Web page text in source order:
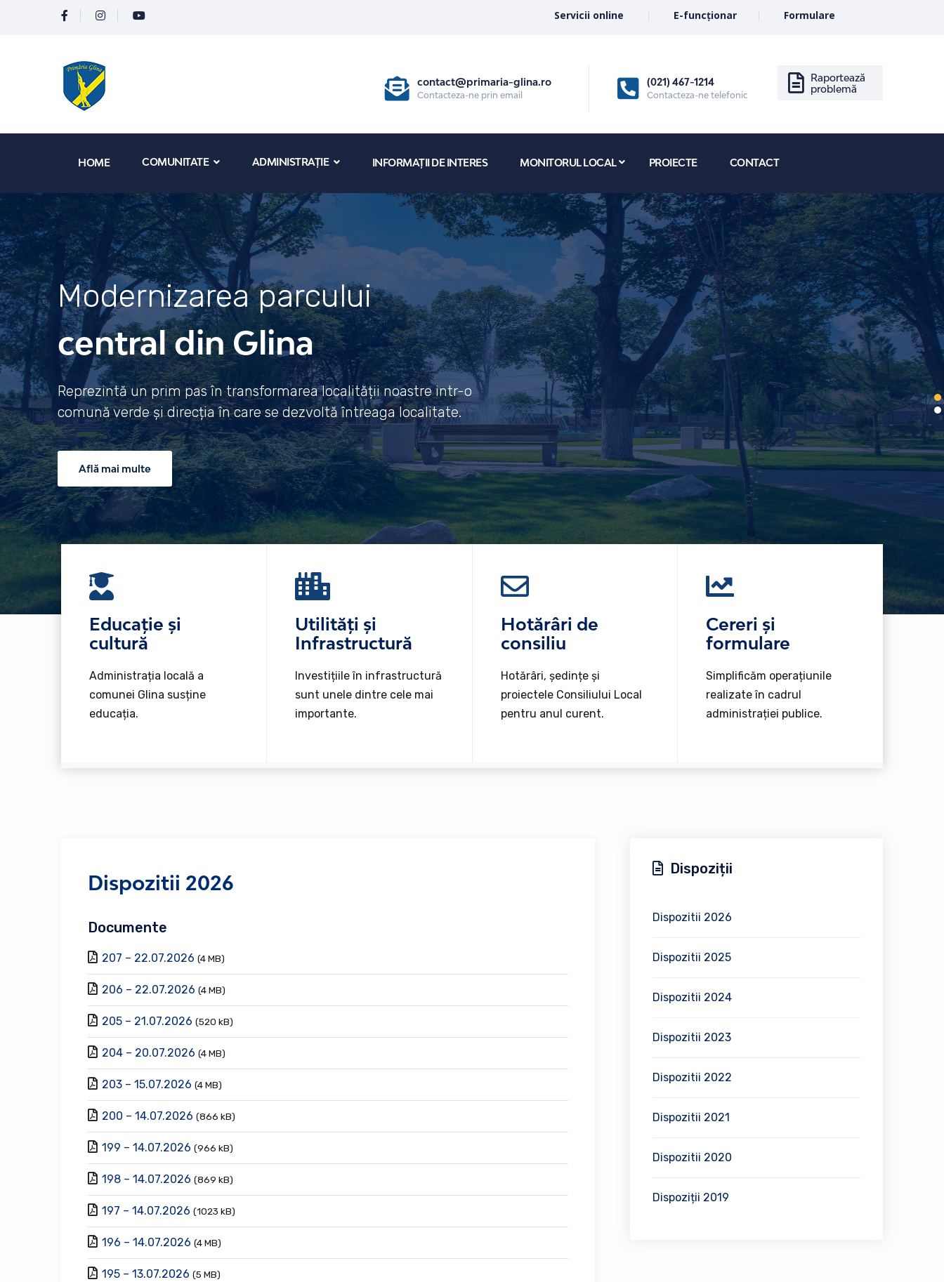
Servicii online E-funcționar Formulare
contact@primaria-glina.ro
Contacteza-ne prin email
(021) 467-1214
Contacteza-ne telefonic
Raportează
problemă
HOME COMUNITATE ADMINISTRAȚIE INFORMAȚII DE INTERES MONITORUL LOCAL PROIECTE CONTACT
Modernizarea parcului
central din Glina
Reprezintă un prim pas în transformarea localității noastre intr-o
comună verde și direcția în care se dezvoltă întreaga localitate.
Află mai multe
Educație și
cultură
Administrația locală a
comunei Glina susține
educația.
Utilități și
Infrastructură
Investițiile în infrastructură
sunt unele dintre cele mai
importante.
Hotărâri de
consiliu
Hotărâri, ședințe și
proiectele Consiliului Local
pentru anul curent.
Cereri și
formulare
Simplificăm operațiunile
realizate în cadrul
administrației publice.
Dispozitii 2026
Documente
207 – 22.07.2026 (4 MB)
206 – 22.07.2026 (4 MB)
205 – 21.07.2026 (520 kB)
204 – 20.07.2026 (4 MB)
203 – 15.07.2026 (4 MB)
200 – 14.07.2026 (866 kB)
199 – 14.07.2026 (966 kB)
198 – 14.07.2026 (869 kB)
197 – 14.07.2026 (1023 kB)
196 – 14.07.2026 (4 MB)
195 – 13.07.2026 (5 MB)
Dispoziții
Dispozitii 2026
Dispozitii 2025
Dispozitii 2024
Dispozitii 2023
Dispozitii 2022
Dispozitii 2021
Dispozitii 2020
Dispoziții 2019